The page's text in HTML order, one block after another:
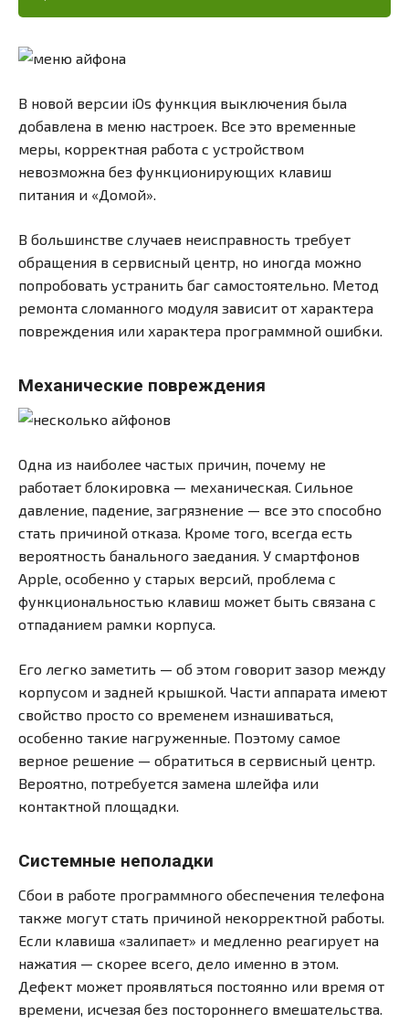
В новой версии iOs функция выключения была
добавлена в меню настроек. Все это временные
меры, корректная работа с устройством
невозможна без функционирующих клавиш
питания и «Домой».
В большинстве случаев неисправность требует
обращения в сервисный центр, но иногда можно
попробовать устранить баг самостоятельно. Метод
ремонта сломанного модуля зависит от характера
повреждения или характера программной ошибки.
Механические повреждения
Одна из наиболее частых причин, почему не
работает блокировка — механическая. Сильное
давление, падение, загрязнение — все это способно
стать причиной отказа. Кроме того, всегда есть
вероятность банального заедания. У смартфонов
Apple, особенно у старых версий, проблема с
функциональностью клавиш может быть связана с
отпаданием рамки корпуса.
Его легко заметить — об этом говорит зазор между
корпусом и задней крышкой. Части аппарата имеют
свойство просто со временем изнашиваться,
особенно такие нагруженные. Поэтому самое
верное решение — обратиться в сервисный центр.
Вероятно, потребуется замена шлейфа или
контактной площадки.
Системные неполадки
Сбои в работе программного обеспечения телефона
также могут стать причиной некорректной работы.
Если клавиша «залипает» и медленно реагирует на
нажатия — скорее всего, дело именно в этом.
Дефект может проявляться постоянно или время от
времени, исчезая без постороннего вмешательства.